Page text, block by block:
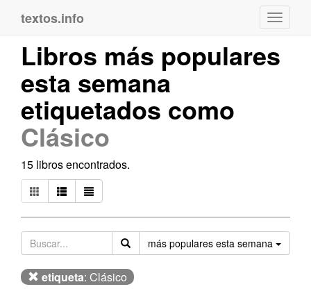
textos.info
Libros más populares
esta semana
etiquetados como
Clásico
15 libros encontrados.
más populares esta semana
etiqueta: Clásico